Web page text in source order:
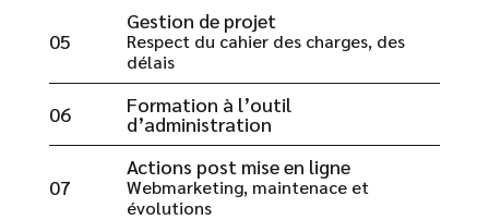
05
Gestion de projet
Respect du cahier des charges, des
délais
06 Formation à l’outil
d’administration
07
Actions post mise en ligne
Webmarketing, maintenace et
évolutions